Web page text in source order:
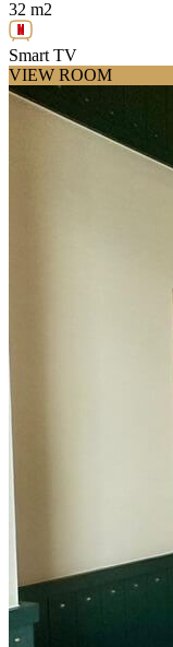
32 m2
Smart TV
VIEW ROOM